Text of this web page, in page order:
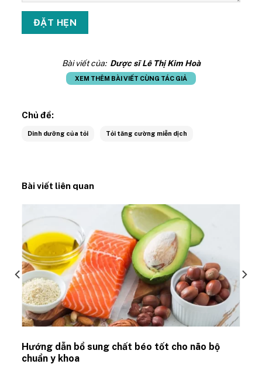
Bài viết của: Dược sĩ Lê Thị Kim Hoà
XEM THÊM BÀI VIẾT CÙNG TÁC GIẢ
Chủ đề:
Dinh dưỡng của tỏi Tỏi tăng cường miễn dịch
Bài viết liên quan
Hướng dẫn bổ sung chất béo tốt cho não bộ
chuẩn y khoa